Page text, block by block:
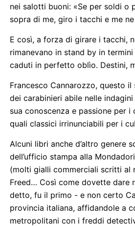
nei salotti buoni: «Se per soldi o
sopra di me, giro i tacchi e me
E così, a forza di girare i tacchi,
rimanevano in stand by in
caduti in perfetto oblìo. Destini,
Francesco Cannarozzo, questo
dei carabinieri abile nelle
sua conoscenza e passione per
quali classici irrinunciabili per i
Alcuni libri anche d’altro genere
dell’ufficio stampa alla
(molti gialli commerciali scritti al
Freed… Così come dovette dare
detto, fu il primo - e non certo
provincia italiana, affidandole a
metropolitani con i freddi